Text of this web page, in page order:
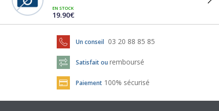
EN STOCK
19.90€
Un conseil 03 20 88 85 85
Satisfait ou remboursé
Paiement 100% sécurisé